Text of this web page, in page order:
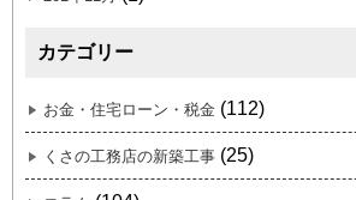
カテゴリー
お金・住宅ローン・税金 (112)
くさの工務店の新築工事 (25)